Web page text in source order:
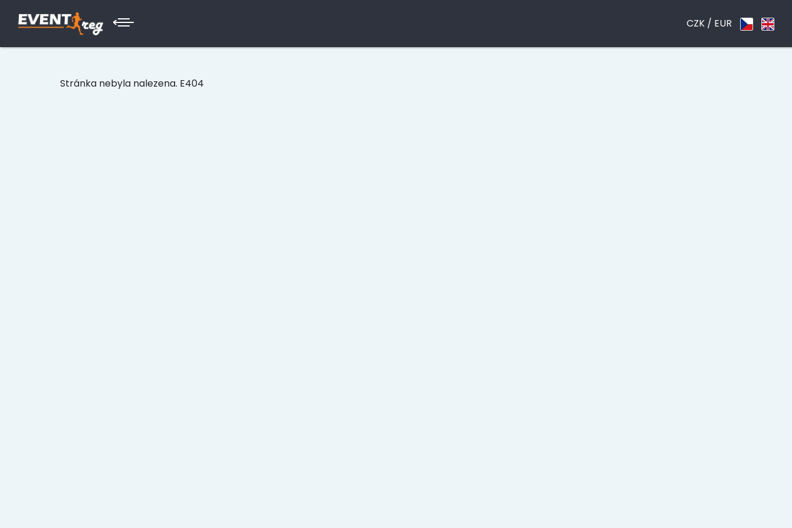
CZK / EUR
Stránka nebyla nalezena. E404